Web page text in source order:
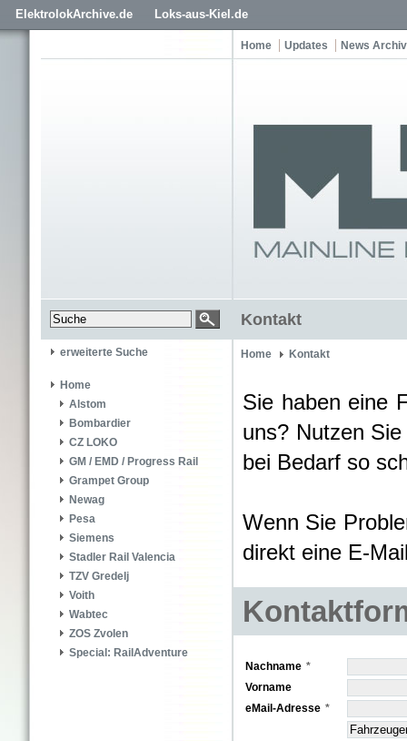
ElektrolokArchive.de Loks-aus-Kiel.de
Home Updates News Archiv
Kontakt
erweiterte Suche
Home
Alstom
Bombardier
CZ LOKO
GM / EMD / Progress Rail
Grampet Group
Newag
Pesa
Siemens
Stadler Rail Valencia
TZV Gredelj
Voith
Wabtec
ZOS Zvolen
Special: RailAdventure
Home Kontakt
Sie haben eine
uns? Nutzen
bei Bedarf so
Wenn Sie
direkt eine E-
Nachname
Vorname
eMail-Adresse